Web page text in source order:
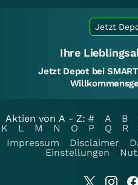
Jetzt
Ihre
Jetzt Depot bei
Aktien von A - Z: # A B
K
L M N O P Q R
Impressum
Disclaimer
Einstellungen